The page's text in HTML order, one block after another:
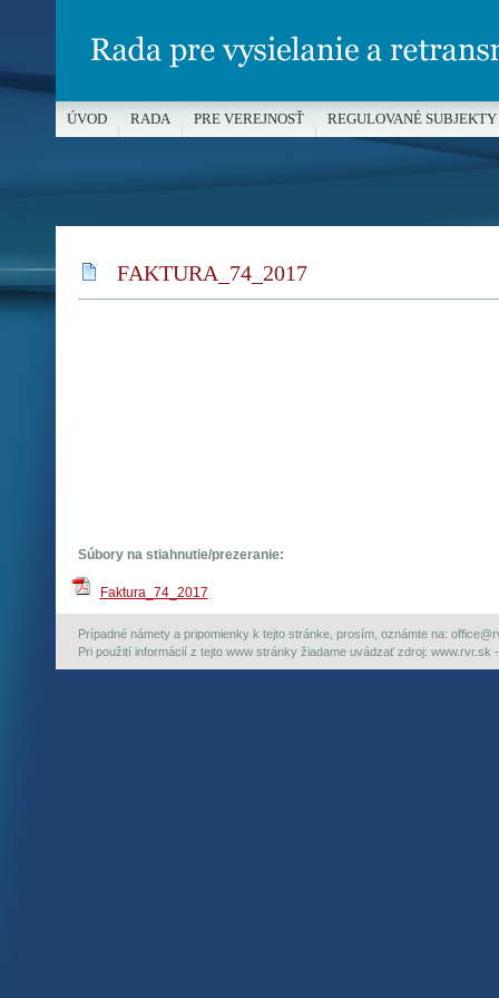
FAKTURA_74_2017
Súbory na stiahnutie/prezeranie:
Faktura_74_2017
Prípadné námety a pripomienky k tejto stránke, prosím, oznámte na:
Pri použití informácií z tejto www stránky žiadame uvádzať zdroj: www.rvr.sk
ÚVOD RADA PRE VEREJNOSŤ REGULOVANÉ SUBJEKTY